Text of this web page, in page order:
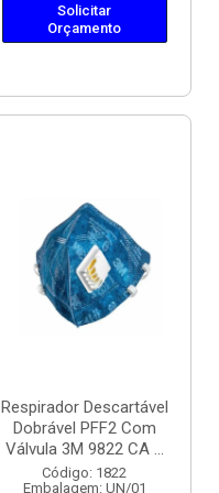
Solicitar
Orçamento
Respirador Descartável
Dobrável PFF2 Com
Válvula 3M 9822 CA ...
Código: 1822
Embalagem: UN/01